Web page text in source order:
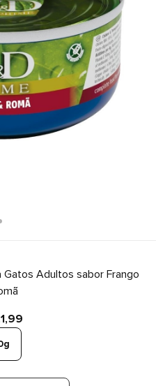
Gatos Adultos sabor Frango